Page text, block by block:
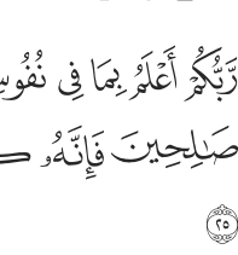
ربكم اعلم بما في نفوسكم ان
رَّبُّكُمْ أَعْلَمُ بِمَا فِى نُفُوسِكُمْ
ﲯﲰﲱﲲ
ﲷﲸ
ﲼ